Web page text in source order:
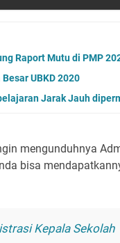
Raport Mutu di PMP
UBKD 2020
Jarak Jauh
mengunduhnya
bisa
Kepala Sekolah